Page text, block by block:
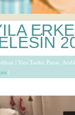
| Yazı Tarihi: Pazar,
|